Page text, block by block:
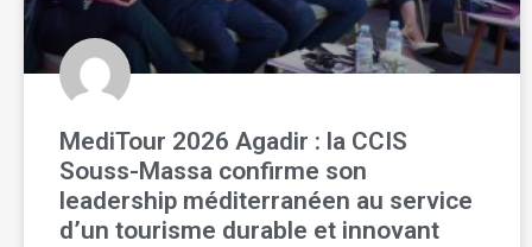
MediTour 2026 Agadir : la CCIS
Souss-Massa confirme son
leadership méditerranéen au service
d’un tourisme durable et innovant